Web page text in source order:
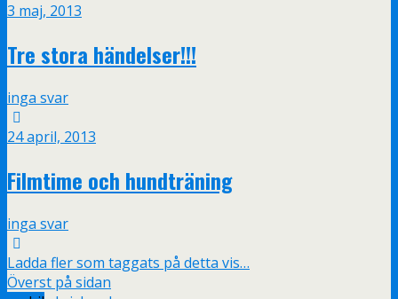
3 maj, 2013
Tre stora händelser!!!
inga svar
24 april, 2013
Filmtime och hundträning
inga svar
Ladda fler som taggats på detta vis…
Överst på sidan